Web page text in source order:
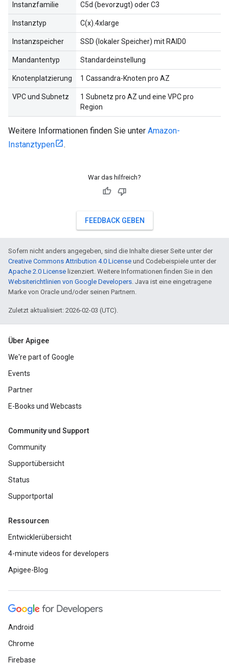
Instanzfamilie C5d (bevorzugt) oder C3
Instanztyp C(x).4xlarge
Instanzspeicher SSD (lokaler Speicher) mit RAID0
Mandantentyp Standardeinstellung
Knotenplatzierung 1 Cassandra-Knoten pro AZ
VPC und Subnetz
1 Subnetz pro AZ und eine VPC pro
Region
Weitere Informationen finden Sie unter Amazon-
Instanztypen
.
War das hilfreich?
FEEDBACK GEBEN
Sofern nicht anders angegeben, sind die Inhalte dieser Seite unter der
Creative Commons Attribution 4.0 License und Codebeispiele unter der
Apache 2.0 License lizenziert. Weitere Informationen finden Sie in den
Websiterichtlinien von Google Developers. Java ist eine eingetragene
Marke von Oracle und/oder seinen Partnern.
Zuletzt aktualisiert: 2026-02-03 (UTC).
Über Apigee
We're part of Google
Events
Partner
E-Books und Webcasts
Community und Support
Community
Supportübersicht
Status
Supportportal
Ressourcen
Entwicklerübersicht
4-minute videos for developers
Apigee-Blog
Android
Chrome
Firebase